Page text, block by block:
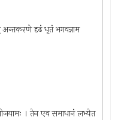
अन्तकरणे दृढं धृतं भगवन्नाम
। तेन एव समाधानं लभ्येत